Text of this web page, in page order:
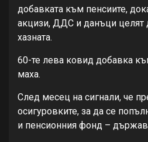
добавката към пенсиите,
акцизи, ДДС и данъци целят
хазната.
60-те лева ковид добавка
маха.
След месец на сигнали, че
осигуровките, за да се
и пенсионния фонд –